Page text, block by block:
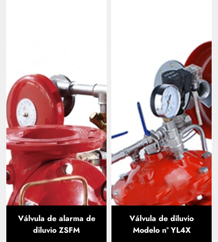
Válvula de alarma de
diluvio ZSFM
Válvula de diluvio
Modelo nº YL4X